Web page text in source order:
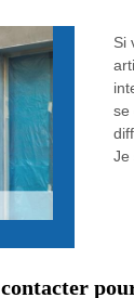
Si
se
Je